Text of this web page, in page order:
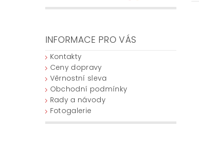
INFORMACE PRO VÁS
Kontakty
Ceny dopravy
Věrnostní sleva
Obchodní podmínky
Rady a návody
Fotogalerie